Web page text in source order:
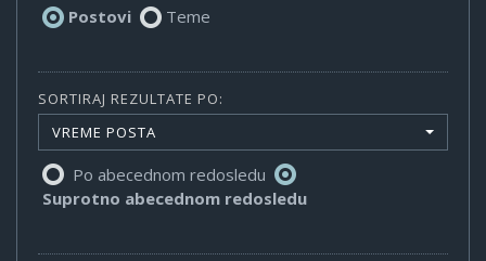
Postovi Teme
SORTIRAJ REZULTATE PO:
VREME POSTA
Po abecednom redosledu
Suprotno abecednom redosledu